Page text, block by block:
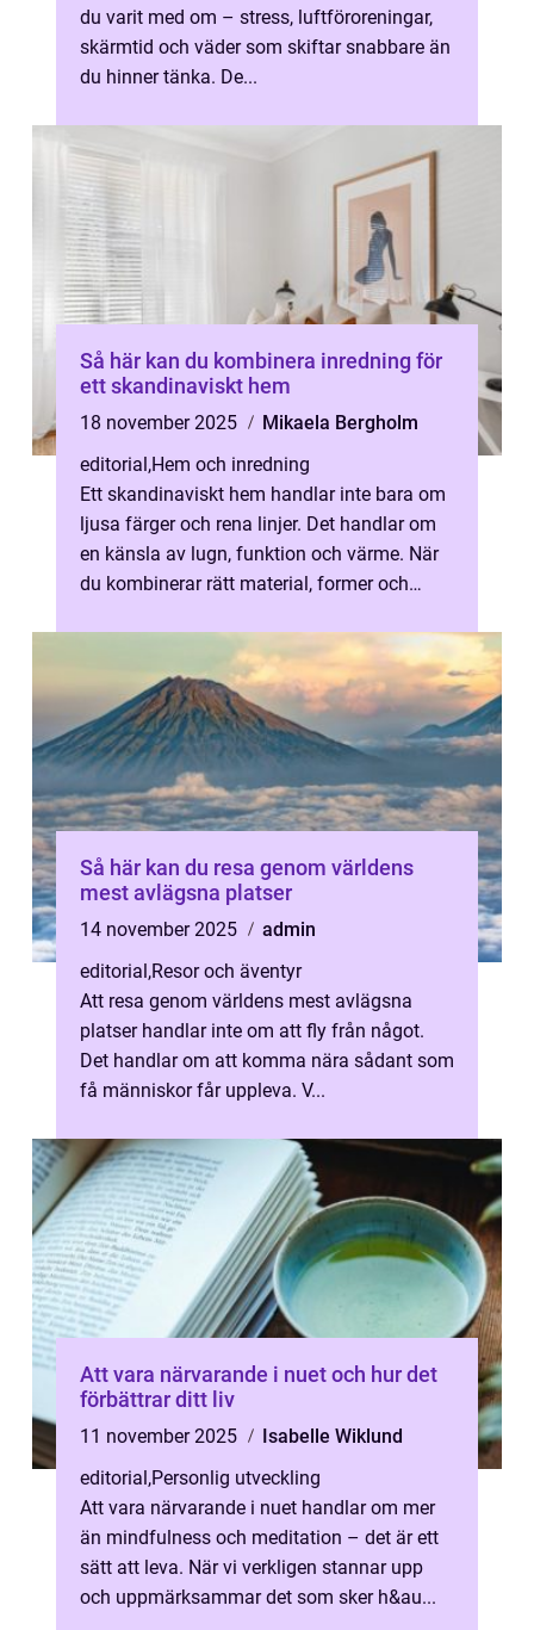
du varit med om – stress, luftföroreningar,
skärmtid och väder som skiftar snabbare än
du hinner tänka. De...
Så här kan du kombinera inredning för
ett skandinaviskt hem
18 november 2025
Mikaela Bergholm
editorial,Hem och inredning
Ett skandinaviskt hem handlar inte bara om
ljusa färger och rena linjer. Det handlar om
en känsla av lugn, funktion och värme. När
du kombinerar rätt material, former och
Så här kan du resa genom världens
mest avlägsna platser
14 november 2025
admin
editorial,Resor och äventyr
Att resa genom världens mest avlägsna
platser handlar inte om att fly från något.
Det handlar om att komma nära sådant som
få människor får uppleva. V...
Att vara närvarande i nuet och hur det
förbättrar ditt liv
11 november 2025
Isabelle Wiklund
editorial,Personlig utveckling
Att vara närvarande i nuet handlar om mer
än mindfulness och meditation – det är ett
sätt att leva. När vi verkligen stannar upp
och uppmärksammar det som sker h&au...